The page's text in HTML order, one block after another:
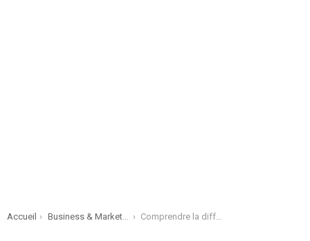
You are here:
Accueil Business & Marketing Comprendre la différence entre référencement SEO et SEA